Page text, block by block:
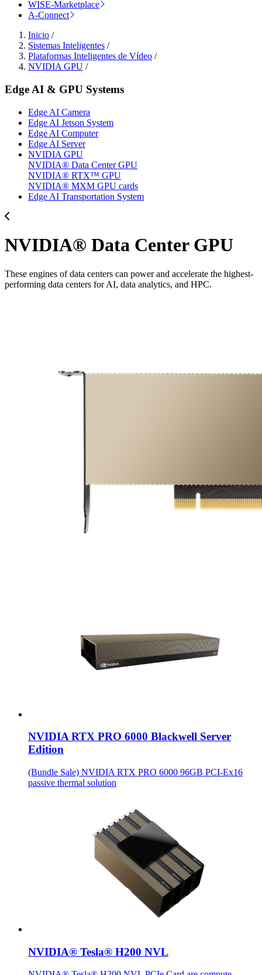
WISE-Marketplace
A-Connect
Inicio /
Sistemas Inteligentes /
Plataformas Inteligentes de Vídeo /
NVIDIA GPU /
Edge AI & GPU Systems
Edge AI Camera
Edge AI Jetson System
Edge AI Computer
Edge AI Server
NVIDIA GPU
NVIDIA® Data Center GPU
NVIDIA® RTX™ GPU
NVIDIA® MXM GPU cards
Edge AI Transportation System
NVIDIA® Data Center GPU
These engines of data centers can power and accelerate the highest-
performing data centers for AI, data analytics, and HPC.
NVIDIA RTX PRO 6000 Blackwell Server
Edition
(Bundle Sale) NVIDIA RTX PRO 6000 96GB PCI-Ex16
passive thermal solution
NVIDIA® Tesla® H200 NVL